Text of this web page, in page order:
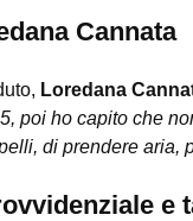
Cannata
Loredana
poi ho capito che
di prendere aria,
e